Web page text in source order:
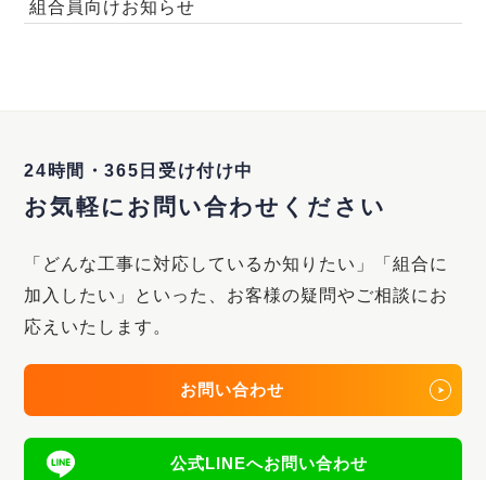
組合員向けお知らせ
24時間・365日受け付け中
お気軽にお問い合わせください
「どんな工事に対応しているか知りたい」「組合に
加入したい」といった、 お客様の疑問やご相談にお
応えいたします。
お問い合わせ
公式LINEへお問い合わせ